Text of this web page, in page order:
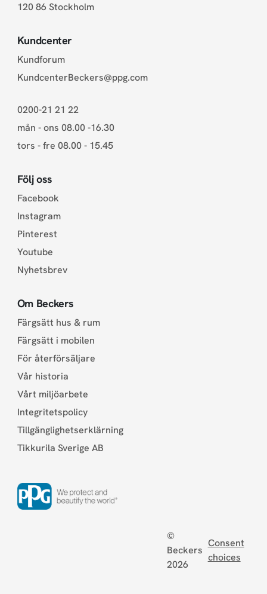
120 86 Stockholm
Kundcenter
Kundforum
KundcenterBeckers@ppg.com
0200-21 21 22
mån - ons 08.00 -16.30
tors - fre 08.00 - 15.45
Följ oss
Facebook
Instagram
Pinterest
Youtube
Nyhetsbrev
Om Beckers
Färgsätt hus & rum
Färgsätt i mobilen
För återförsäljare
Vår historia
Vårt miljöarbete
Integritetspolicy
Tillgänglighetserklärning
Tikkurila Sverige AB
©
Beckers
2026
Consent
choices